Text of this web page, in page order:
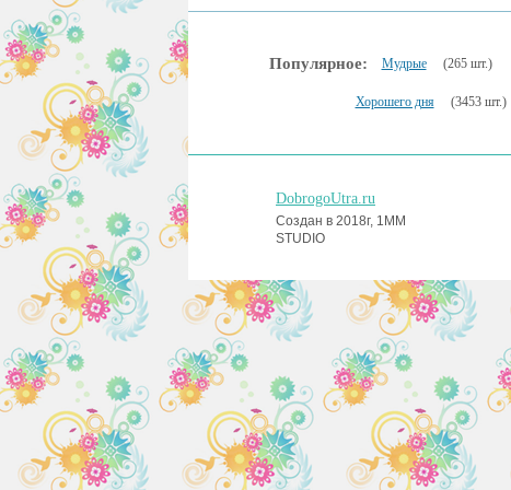
Популярное: Мудрые (265 шт.)
Хорошего дня (3453 шт.)
DobrogoUtra.ru
Создан в 2018г, 1MM
STUDIO